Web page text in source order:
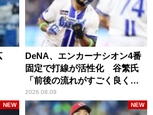
DeNA、エンカーナシオン4番
固定で打線が活性化 谷繁氏
「前後の流れがすごく良くな
りましたね」
2026.08.09
NEW NEW